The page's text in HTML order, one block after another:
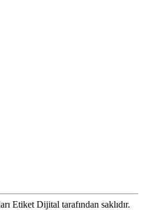
Etiket Dijital tarafından saklıdır.